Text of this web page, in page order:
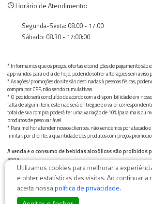
Horário de Atendimento:
Segunda-Sexta: 08.00 - 17.00
Sábado: 08.30 - 17:00:00
* Informamos que os preços, ofertas e condições de pagamento
app válidos para o dia de hoje, podendo sofrer alterações sem aviso
* As ações/promoções do site são destinadas à pessoas físicas,
compra por CPF, não sendo cumulativas.
* O pedido será concluído de acordo com a disponibilidade em
falta de algum item, este não será entregue e o valor
total de sua compra poderá ter uma variação de 10% (para mais ou
produtos de peso variável.
* Para melhor atender nossos clientes, não vendemos por atacado
limitar, por cliente, a quantidade dos produtos com preços
A venda e o consumo de bebidas alcoólicas são proibidos
anos.
Bebida alcoólica pode causar dependência química e, em excesso,
Beba com moderação
Utilizamos cookies para melhorar a
e obter estatísticas das visitas. Ao continuar a
aceita nossapolítica de privacidade.